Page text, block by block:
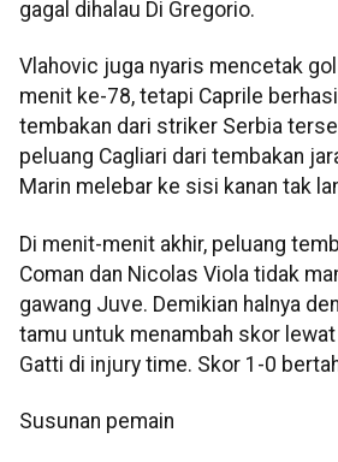
gagal dihalau Di Gregorio.
Vlahovic juga nyaris mencetak
menit ke-78, tetapi Caprile
tembakan dari striker Serbia
peluang Cagliari dari tembakan
Marin melebar ke sisi kanan tak
Di menit-menit akhir, peluang
Coman dan Nicolas Viola tidak
gawang Juve. Demikian halnya
tamu untuk menambah skor
Gatti di injury time. Skor 1-0
Susunan pemain